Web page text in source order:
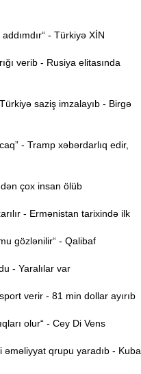
- Türkiyə XİN
verib - Rusiya elitasında
saziş imzalayıb - Birgə
- Tramp xəbərdarlıq edir,
çox insan ölüb
- Ermənistan tarixində ilk
gözlənilir“ - Qalibaf
- Yaralılar var
verir - 81 min dollar ayırıb
olur“ - Cey Di Vens
qrupu yaradıb - Kuba